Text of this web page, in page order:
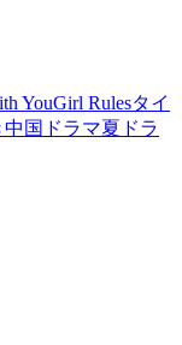
YouGirl Rulesタイ
中国ドラマ夏ドラ